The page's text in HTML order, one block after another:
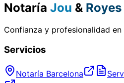
Notaría Jou & Royes
Confianza y profesionalidad
Servicios
Notaría Barcelona